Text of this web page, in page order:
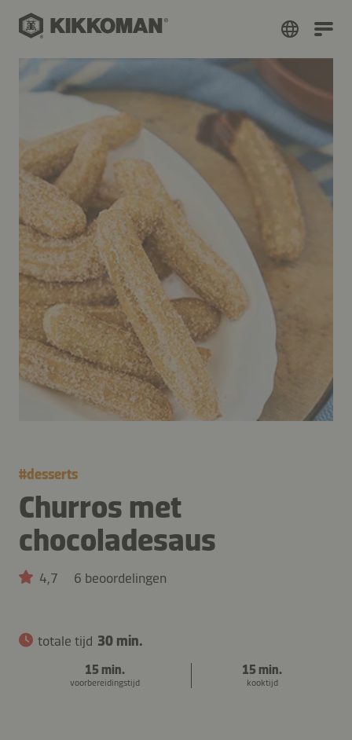
#desserts
Churros met
chocoladesaus
4,7 6 beoordelingen
totale tijd 30 min.
15 min.
voorbereidingstijd
15 min.
kooktijd